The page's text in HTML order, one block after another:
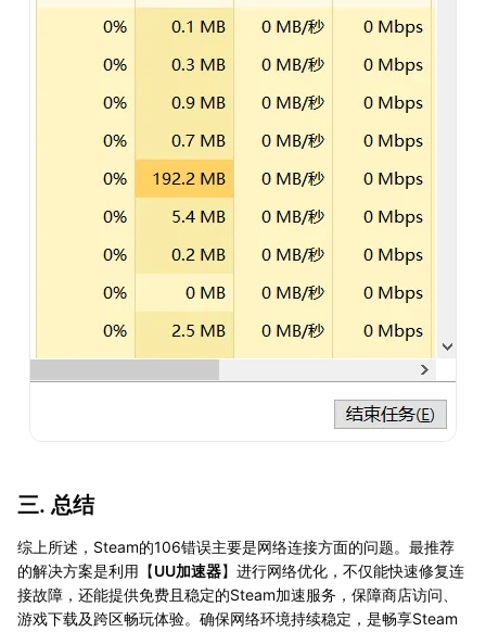
三. 总结
综上所述，Steam的106错误主要是网络连接方面的问题。最推荐
的解决方案是利用【UU加速器】进行网络优化，不仅能快速修复连
接故障，还能提供免费且稳定的Steam加速服务，保障商店访问、
游戏下载及跨区畅玩体验。确保网络环境持续稳定，是畅享Steam